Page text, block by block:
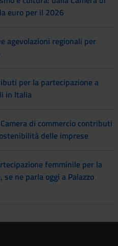
euro per il 2026
agevolazioni regionali per
per la partecipazione a
in Italia
di commercio contributi
delle imprese
femminile per la
se ne parla oggi a Palazzo